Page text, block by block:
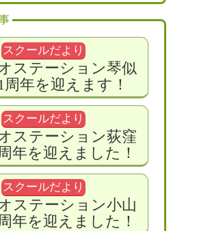
スクールだより
ステーション琴似
周年を迎えます！
スクールだより
ステーション荻窪
年を迎えました！
スクールだより
ステーション小山
年を迎えました！